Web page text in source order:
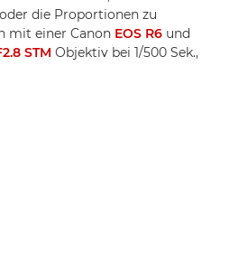
die Proportionen zu
mit einer Canon EOS R6 und
STM Objektiv bei 1/500 Sek.,